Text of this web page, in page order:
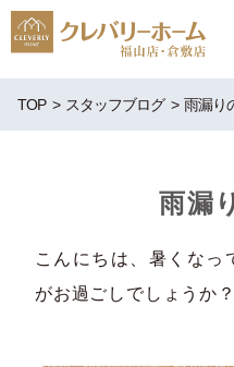
TOP スタッフブログ 雨漏り
雨漏
こんにちは、暑くなっ
がお過ごしでしょうか？